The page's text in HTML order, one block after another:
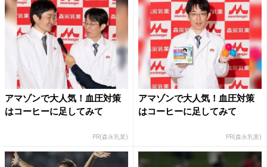
アマゾンで大人気！血圧対策
はコーヒーに足してみて
PR(森永乳業)
アマゾンで大人気！血圧対策
はコーヒーに足してみて
PR(森永乳業)